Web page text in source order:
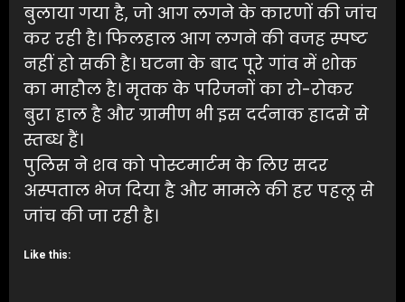
बुलाया गया है, जो आग लगने के कारणों की जांच
कर रही है। फिलहाल आग लगने की वजह स्पष्ट
नहीं हो सकी है। घटना के बाद पूरे गांव में शोक
का माहौल है। मृतक के परिजनों का रो-रोकर
बुरा हाल है और ग्रामीण भी इस दर्दनाक हादसे से
स्तब्ध हैं।
पुलिस ने शव को पोस्टमार्टम के लिए सदर
अस्पताल भेज दिया है और मामले की हर पहलू से
जांच की जा रही है।
Like this: